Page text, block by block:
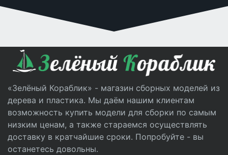
«Зелёный Кораблик» - магазин сборных моделей из
дерева и пластика. Мы даём нашим клиентам
возможность купить модели для сборки по самым
низким ценам, а также стараемся осуществлять
доставку в кратчайшие сроки. Попробуйте - вы
останетесь довольны.